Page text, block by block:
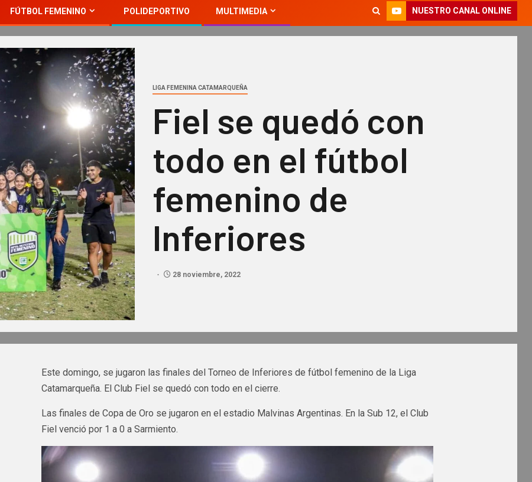
FÚTBOL FEMENINO POLIDEPORTIVO MULTIMEDIA NUESTRO CANAL ONLINE
LIGA FEMENINA CATAMARQUEÑA
Fiel se quedó con
todo en el fútbol
femenino de
Inferiores
28 noviembre, 2022
Este domingo, se jugaron las finales del Torneo de Inferiores de fútbol femenino de la Liga
Catamarqueña. El Club Fiel se quedó con todo en el cierre.
Las finales de Copa de Oro se jugaron en el estadio Malvinas Argentinas. En la Sub 12, el Club
Fiel venció por 1 a 0 a Sarmiento.